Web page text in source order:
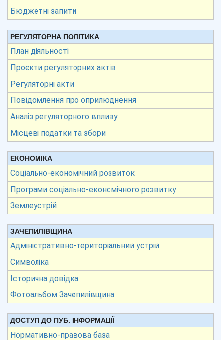
Бюджетні запити
РЕГУЛЯТОРНА ПОЛІТИКА
План діяльності
Проєкти регуляторних актів
Регуляторні акти
Повідомлення про оприлюднення
Аналіз регуляторного впливу
Місцеві податки та збори
ЕКОНОМІКА
Соціально-економічний розвиток
Програми соціально-економічного розвитку
Землеустрій
ЗАЧЕПИЛІВЩИНА
Адміністративно-територіальний устрій
Символіка
Історична довідка
Фотоальбом Зачепилівщина
ДОСТУП ДО ПУБ. ІНФОРМАЦІЇ
Нормативно-правова база